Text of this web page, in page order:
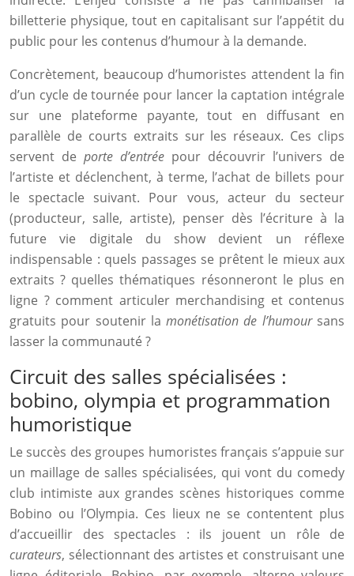
billetterie physique, tout en capitalisant sur l’appétit du
public pour les contenus d’humour à la demande.
Concrètement, beaucoup d’humoristes attendent la fin
d’un cycle de tournée pour lancer la captation intégrale
sur une plateforme payante, tout en diffusant en
parallèle de courts extraits sur les réseaux. Ces clips
servent de porte d’entrée pour découvrir l’univers de
l’artiste et déclenchent, à terme, l’achat de billets pour
le spectacle suivant. Pour vous, acteur du secteur
(producteur, salle, artiste), penser dès l’écriture à la
future vie digitale du show devient un réflexe
indispensable : quels passages se prêtent le mieux aux
extraits ? quelles thématiques résonneront le plus en
ligne ? comment articuler merchandising et contenus
gratuits pour soutenir lamonétisation de l’humoursans
lasser la communauté ?
Circuit des salles spécialisées :
bobino, olympia et programmation
humoristique
Le succès des groupes humoristes français s’appuie sur
un maillage de salles spécialisées, qui vont du comedy
club intimiste aux grandes scènes historiques comme
Bobino ou l’Olympia. Ces lieux ne se contentent plus
d’accueillir des spectacles : ils jouent un rôle de
curateurs, sélectionnant des artistes et construisant une